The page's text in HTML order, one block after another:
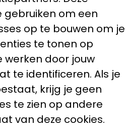
gebruiken om een
op te bouwen om je
te tonen op
werken door jouw
te identificeren. Als je
krijg je geen
te zien op andere
van deze cookies.